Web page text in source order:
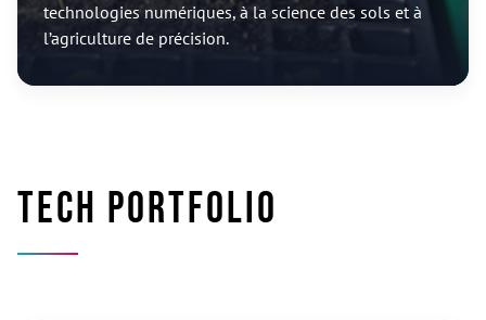
technologies numériques, à la science des sols et à
l’agriculture de précision.
Tech portfolio